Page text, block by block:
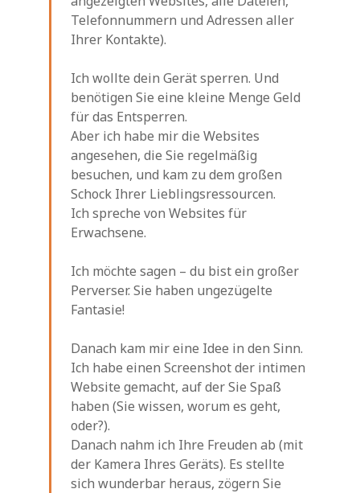
Telefonnummern und Adressen aller
Ihrer Kontakte).
Ich wollte dein Gerät sperren. Und
benötigen Sie eine kleine Menge Geld
für das Entsperren.
Aber ich habe mir die Websites
angesehen, die Sie regelmäßig
besuchen, und kam zu dem großen
Schock Ihrer Lieblingsressourcen.
Ich spreche von Websites für
Erwachsene.
Ich möchte sagen – du bist ein großer
Perverser. Sie haben ungezügelte
Fantasie!
Danach kam mir eine Idee in den Sinn.
Ich habe einen Screenshot der intimen
Website gemacht, auf der Sie Spaß
haben (Sie wissen, worum es geht,
oder?).
Danach nahm ich Ihre Freuden ab (mit
der Kamera Ihres Geräts). Es stellte
sich wunderbar heraus, zögern Sie